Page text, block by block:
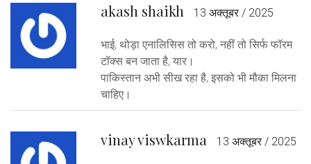
akash shaikh 13 अक्तूबर / 2025
भाई, थोड़ा एनालिसिस तो करो, नहीं तो सिर्फ फॉरम
टॉक्स बन जाता है, यार।
पाकिस्तान अभी सीख रहा है, इसको भी मौका मिलना
चाहिए।
vinay viswkarma 13 अक्तूबर / 2025